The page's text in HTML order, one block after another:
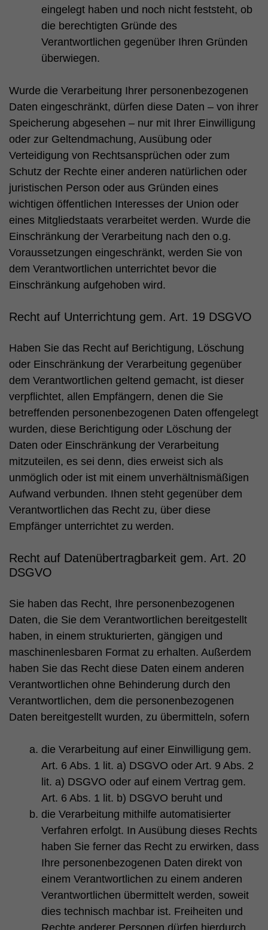
eingelegt haben und noch nicht feststeht, ob
die berechtigten Gründe des
Verantwortlichen gegenüber Ihren Gründen
überwiegen.
Wurde die Verarbeitung Ihrer personenbezogenen
Daten eingeschränkt, dürfen diese Daten – von ihrer
Speicherung abgesehen – nur mit Ihrer Einwilligung
oder zur Geltendmachung, Ausübung oder
Verteidigung von Rechtsansprüchen oder zum
Schutz der Rechte einer anderen natürlichen oder
juristischen Person oder aus Gründen eines
wichtigen öffentlichen Interesses der Union oder
eines Mitgliedstaats verarbeitet werden. Wurde die
Einschränkung der Verarbeitung nach den o.g.
Voraussetzungen eingeschränkt, werden Sie von
dem Verantwortlichen unterrichtet bevor die
Einschränkung aufgehoben wird.
Recht auf Unterrichtung gem. Art. 19 DSGVO
Haben Sie das Recht auf Berichtigung, Löschung
oder Einschränkung der Verarbeitung gegenüber
dem Verantwortlichen geltend gemacht, ist dieser
verpflichtet, allen Empfängern, denen die Sie
betreffenden personenbezogenen Daten offengelegt
wurden, diese Berichtigung oder Löschung der
Daten oder Einschränkung der Verarbeitung
mitzuteilen, es sei denn, dies erweist sich als
unmöglich oder ist mit einem unverhältnismäßigen
Aufwand verbunden. Ihnen steht gegenüber dem
Verantwortlichen das Recht zu, über diese
Empfänger unterrichtet zu werden.
Recht auf Datenübertragbarkeit gem. Art. 20
DSGVO
Sie haben das Recht, Ihre personenbezogenen
Daten, die Sie dem Verantwortlichen bereitgestellt
haben, in einem strukturierten, gängigen und
maschinenlesbaren Format zu erhalten. Außerdem
haben Sie das Recht diese Daten einem anderen
Verantwortlichen ohne Behinderung durch den
Verantwortlichen, dem die personenbezogenen
Daten bereitgestellt wurden, zu übermitteln, sofern
die Verarbeitung auf einer Einwilligung gem.
Art. 6 Abs. 1 lit. a) DSGVO oder Art. 9 Abs. 2
lit. a) DSGVO oder auf einem Vertrag gem.
Art. 6 Abs. 1 lit. b) DSGVO beruht und
die Verarbeitung mithilfe automatisierter
Verfahren erfolgt. In Ausübung dieses Rechts
haben Sie ferner das Recht zu erwirken, dass
Ihre personenbezogenen Daten direkt von
einem Verantwortlichen zu einem anderen
Verantwortlichen übermittelt werden, soweit
dies technisch machbar ist. Freiheiten und
Rechte anderer Personen dürfen hierdurch